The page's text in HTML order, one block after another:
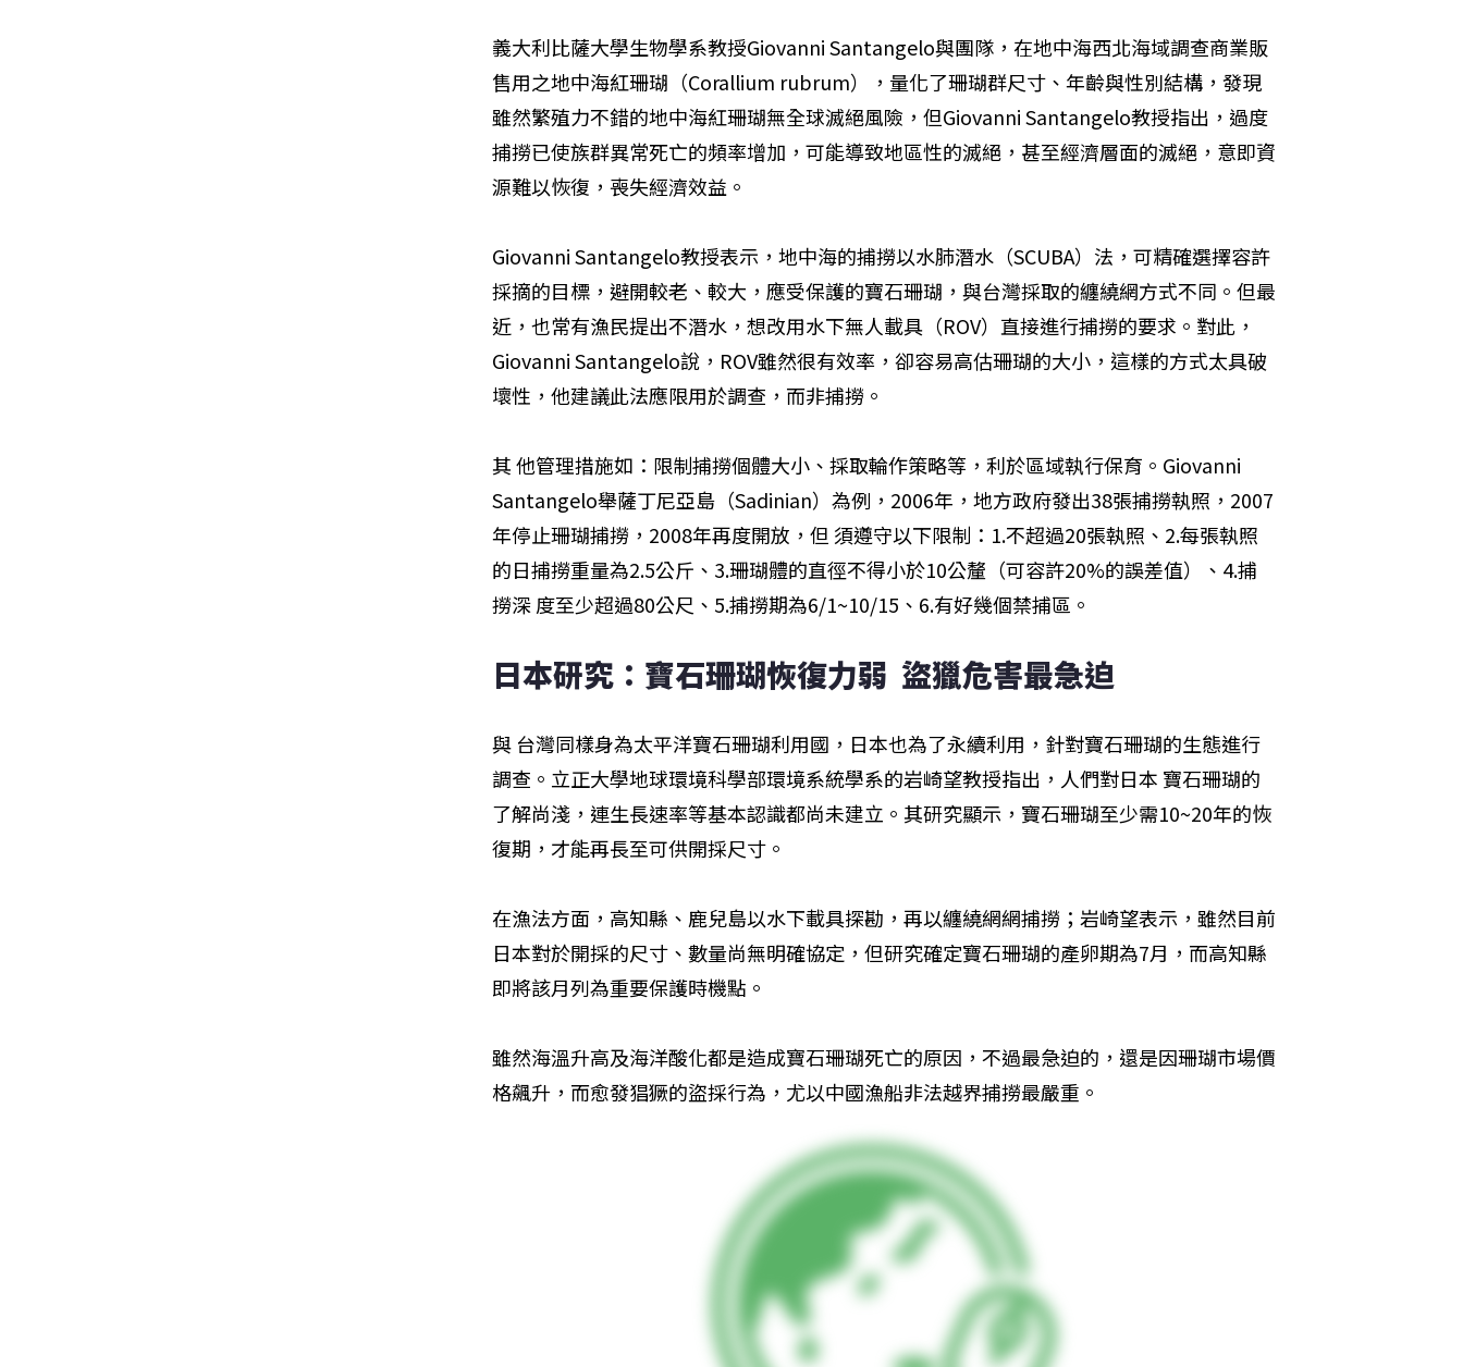
義大利比薩大學生物學系教授Giovanni Santangelo與團隊，在地中海西北海域調查商業販
售用之地中海紅珊瑚（Corallium rubrum），量化了珊瑚群尺寸、年齡與性別結構，發現
雖然繁殖力不錯的地中海紅珊瑚無全球滅絕風險，但Giovanni Santangelo教授指出，過度
捕撈已使族群異常死亡的頻率增加，可能導致地區性的滅絕，甚至經濟層面的滅絕，意即資
源難以恢復，喪失經濟效益。
Giovanni Santangelo教授表示，地中海的捕撈以水肺潛水（SCUBA）法，可精確選擇容許
採摘的目標，避開較老、較大，應受保護的寶石珊瑚，與台灣採取的纏繞網方式不同。但最
近，也常有漁民提出不潛水，想改用水下無人載具（ROV）直接進行捕撈的要求。對此，
Giovanni Santangelo說，ROV雖然很有效率，卻容易高估珊瑚的大小，這樣的方式太具破
壞性，他建議此法應限用於調查，而非捕撈。
其 他管理措施如：限制捕撈個體大小、採取輪作策略等，利於區域執行保育。Giovanni
Santangelo舉薩丁尼亞島（Sadinian）為例，2006年，地方政府發出38張捕撈執照，2007
年停止珊瑚捕撈，2008年再度開放，但 須遵守以下限制：1.不超過20張執照、2.每張執照
的日捕撈重量為2.5公斤、3.珊瑚體的直徑不得小於10公釐（可容許20%的誤差值）、4.捕
撈深 度至少超過80公尺、5.捕撈期為6/1~10/15、6.有好幾個禁捕區。
日本研究：寶石珊瑚恢復力弱  盜獵危害最急迫
與 台灣同樣身為太平洋寶石珊瑚利用國，日本也為了永續利用，針對寶石珊瑚的生態進行
調查。立正大學地球環境科學部環境系統學系的岩崎望教授指出，人們對日本 寶石珊瑚的
了解尚淺，連生長速率等基本認識都尚未建立。其研究顯示，寶石珊瑚至少需10~20年的恢
復期，才能再長至可供開採尺寸。
在漁法方面，高知縣、鹿兒島以水下載具探勘，再以纏繞網網捕撈；岩崎望表示，雖然目前
日本對於開採的尺寸、數量尚無明確協定，但研究確定寶石珊瑚的產卵期為7月，而高知縣
即將該月列為重要保護時機點。
雖然海溫升高及海洋酸化都是造成寶石珊瑚死亡的原因，不過最急迫的，還是因珊瑚市場價
格飆升，而愈發猖獗的盜採行為，尤以中國漁船非法越界捕撈最嚴重。